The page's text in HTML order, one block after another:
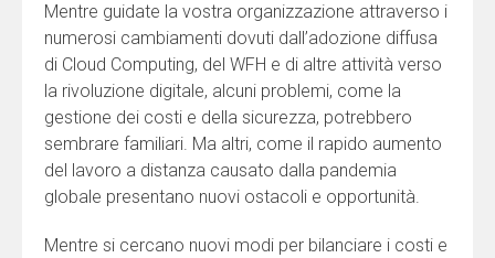
Mentre guidate la vostra organizzazione attraverso i
numerosi cambiamenti dovuti dall’adozione diffusa
di Cloud Computing, del WFH e di altre attività verso
la rivoluzione digitale, alcuni problemi, come la
gestione dei costi e della sicurezza, potrebbero
sembrare familiari. Ma altri, come il rapido aumento
del lavoro a distanza causato dalla pandemia
globale presentano nuovi ostacoli e opportunità.
Mentre si cercano nuovi modi per bilanciare i costi e